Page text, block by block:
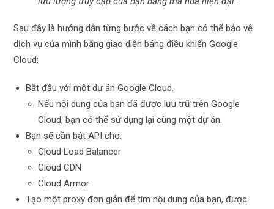
Sau đây là hướng dẫn từng bước về cách bạn có thể bảo vệ
dịch vụ của mình bằng giao diện bảng điều khiển Google
Cloud:
Bắt đầu với một dự án Google Cloud.
Nếu nội dung của bạn đã được lưu trữ trên Google
Cloud, bạn có thể sử dụng lại cùng một dự án.
Bạn sẽ cần bật API cho:
Cloud Load Balancer
Cloud CDN
Cloud Armor
Tạo một proxy đơn giản để tìm nội dung của bạn, được